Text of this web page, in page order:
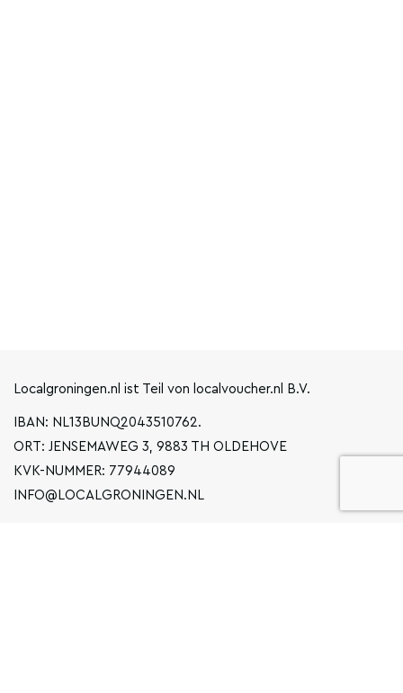
Localgroningen.nl ist Teil von localvoucher.nl B.V.
IBAN: NL13BUNQ2043510762.
ORT: JENSEMAWEG 3, 9883 TH OLDEHOVE
KVK-NUMMER: 77944089
INFO@LOCALGRONINGEN.NL